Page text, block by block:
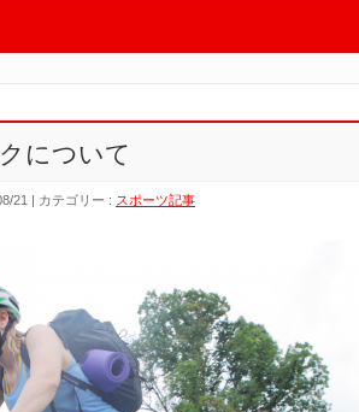
について
21 カテゴリー : スポーツ記事